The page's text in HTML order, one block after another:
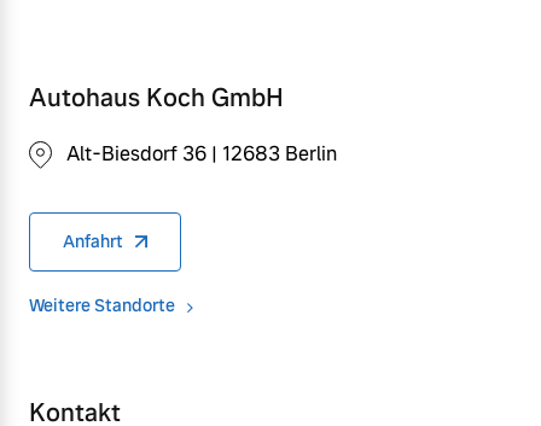
Autohaus Koch GmbH
Alt-Biesdorf 36 | 12683 Berlin
Anfahrt
Weitere Standorte
Kontakt